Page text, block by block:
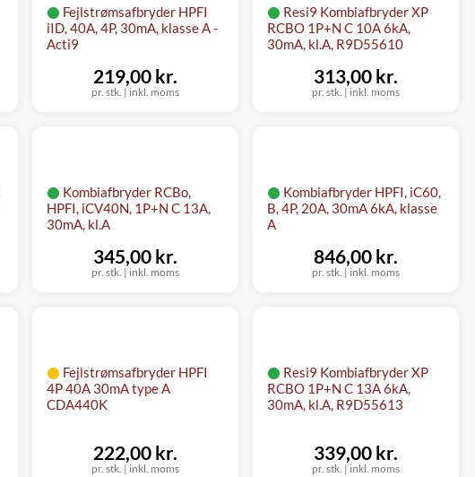
Fejlstrømsafbryder HPFI
iID, 40A, 4P, 30mA, klasse A -
Acti9
pr. stk. | inkl. moms
219,00 kr.
Resi9 Kombiafbryder XP
RCBO 1P+N C 10A 6kA,
30mA, kl.A, R9D55610
pr. stk. | inkl. moms
313,00 kr.
Kombiafbryder RCBo,
HPFI, iCV40N, 1P+N C 13A,
30mA, kl.A
pr. stk. | inkl. moms
345,00 kr.
Kombiafbryder HPFI, iC60,
B, 4P, 20A, 30mA 6kA, klasse
A
pr. stk. | inkl. moms
846,00 kr.
Fejlstrømsafbryder HPFI
4P 40A 30mA type A
CDA440K
pr. stk. | inkl. moms
222,00 kr.
Resi9 Kombiafbryder XP
RCBO 1P+N C 13A 6kA,
30mA, kl.A, R9D55613
pr. stk. | inkl. moms
339,00 kr.